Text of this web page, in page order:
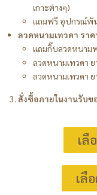
เกาะต่างๆ)
แถมฟรี อุปกรณ์พั
ลวดหนามเทวดา รา
แถมกิ๊บลวดหนาม
ลวดหนามเทวดา
ลวดหนามเทวดา
สั่งซื้อภายในงานรับข
เลื
เลื